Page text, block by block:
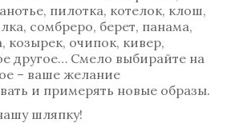
пилотка, котелок, клош,
сомбреро, берет, панама,
козырек, очипок, кивер,
другое… Смело выбирайте на
– ваше желание
и примерять новые образы.
шляпку!